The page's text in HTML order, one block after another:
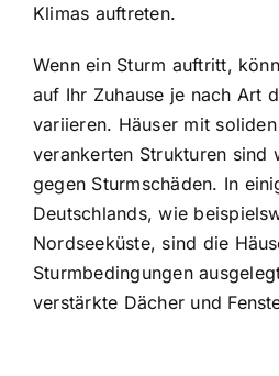
Klimas auftreten.
Wenn ein Sturm auftritt,
auf Ihr Zuhause je nach Art
variieren. Häuser mit
verankerten Strukturen sind
gegen Sturmschäden. In
Deutschlands, wie
Nordseeküste, sind die
Sturmbedingungen
verstärkte Dächer und